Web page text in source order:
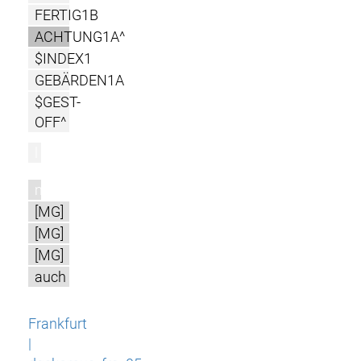
FERTIG1B
ACHTUNG1A^
$INDEX1
GEBÄRDEN1A
$GEST-
OFF^
m
[MG]
[MG]
[MG]
auch
Frankfurt
|